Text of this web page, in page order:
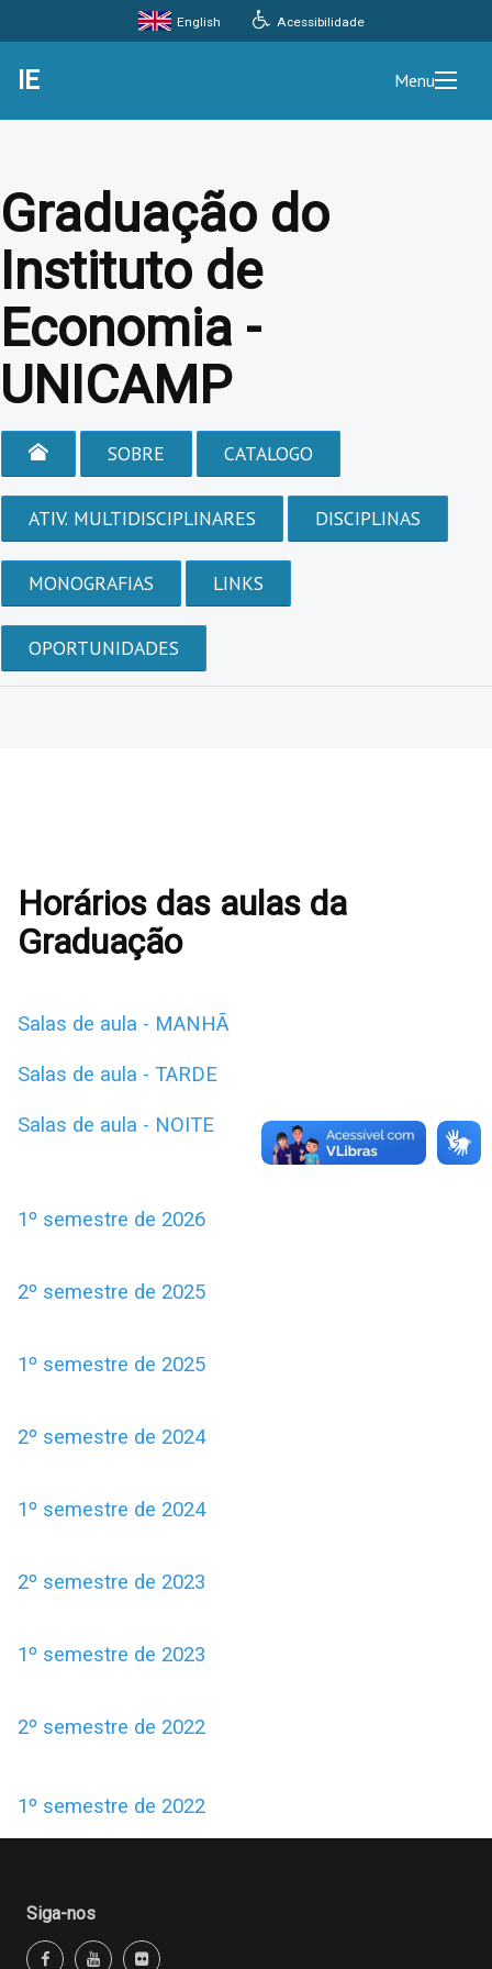
Acessibilidade
English
IE Menu
Graduação do
Instituto de
Economia -
UNICAMP
SOBRE CATALOGO
ATIV. MULTIDISCIPLINARES DISCIPLINAS
MONOGRAFIAS LINKS
OPORTUNIDADES
Horários das aulas da
Graduação
Salas de aula - MANHÃ
Salas de aula - TARDE
Salas de aula - NOITE
1º semestre de 2026
2º semestre de 2025
1º semestre de 2025
2º semestre de 2024
1º semestre de 2024
2º semestre de 2023
1º semestre de 2023
2º semestre de 2022
1º semestre de 2022
Siga-nos